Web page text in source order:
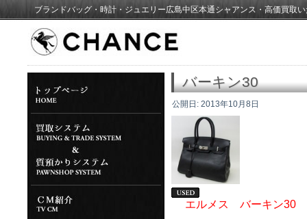
ブランドバッグ・時計・ジュエリー広島中区本通シャアンス・高価買取
バーキン30
公開日: 2013年10月8日
エルメス バーキン30